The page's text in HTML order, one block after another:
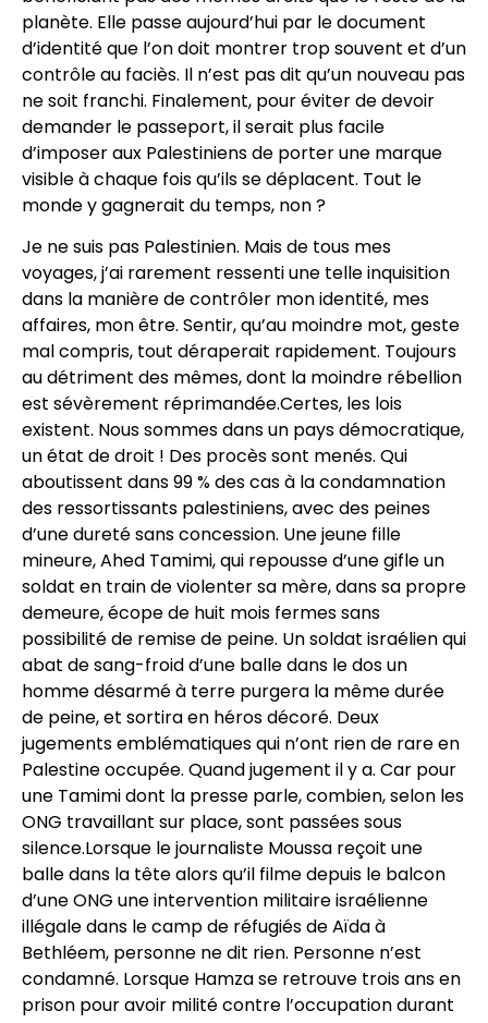
planète. Elle passe aujourd’hui par le document
d’identité que l’on doit montrer trop souvent et d’un
contrôle au faciès. Il n’est pas dit qu’un nouveau pas
ne soit franchi. Finalement, pour éviter de devoir
demander le passeport, il serait plus facile
d’imposer aux Palestiniens de porter une marque
visible à chaque fois qu’ils se déplacent. Tout le
monde y gagnerait du temps, non ?
Je ne suis pas Palestinien. Mais de tous mes
voyages, j’ai rarement ressenti une telle inquisition
dans la manière de contrôler mon identité, mes
affaires, mon être. Sentir, qu’au moindre mot, geste
mal compris, tout déraperait rapidement. Toujours
au détriment des mêmes, dont la moindre rébellion
est sévèrement réprimandée.Certes, les lois
existent. Nous sommes dans un pays démocratique,
un état de droit ! Des procès sont menés. Qui
aboutissent dans 99 % des cas à la condamnation
des ressortissants palestiniens, avec des peines
d’une dureté sans concession. Une jeune fille
mineure, Ahed Tamimi, qui repousse d’une gifle un
soldat en train de violenter sa mère, dans sa propre
demeure, écope de huit mois fermes sans
possibilité de remise de peine. Un soldat israélien qui
abat de sang-froid d’une balle dans le dos un
homme désarmé à terre purgera la même durée
de peine, et sortira en héros décoré. Deux
jugements emblématiques qui n’ont rien de rare en
Palestine occupée. Quand jugement il y a. Car pour
une Tamimi dont la presse parle, combien, selon les
ONG travaillant sur place, sont passées sous
silence.Lorsque le journaliste Moussa reçoit une
balle dans la tête alors qu’il filme depuis le balcon
d’une ONG une intervention militaire israélienne
illégale dans le camp de réfugiés de Aïda à
Bethléem, personne ne dit rien. Personne n’est
condamné. Lorsque Hamza se retrouve trois ans en
prison pour avoir milité contre l’occupation durant